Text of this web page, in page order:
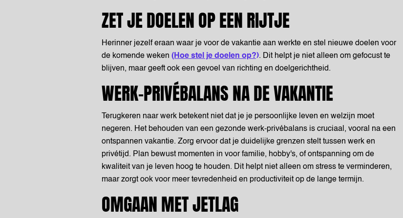
ZET JE DOELEN OP EEN RIJTJE
Herinner jezelf eraan waar je voor de vakantie aan werkte en stel nieuwe doelen voor
de komende weken (Hoe stel je doelen op?). Dit helpt je niet alleen om gefocust te
blijven, maar geeft ook een gevoel van richting en doelgerichtheid.
WERK-PRIVÉBALANS NA DE VAKANTIE
Terugkeren naar werk betekent niet dat je je persoonlijke leven en welzijn moet
negeren. Het behouden van een gezonde werk-privébalans is cruciaal, vooral na een
ontspannen vakantie. Zorg ervoor dat je duidelijke grenzen stelt tussen werk en
privétijd. Plan bewust momenten in voor familie, hobby's, of ontspanning om de
kwaliteit van je leven hoog te houden. Dit helpt niet alleen om stress te verminderen,
maar zorgt ook voor meer tevredenheid en productiviteit op de lange termijn.
OMGAAN MET JETLAG